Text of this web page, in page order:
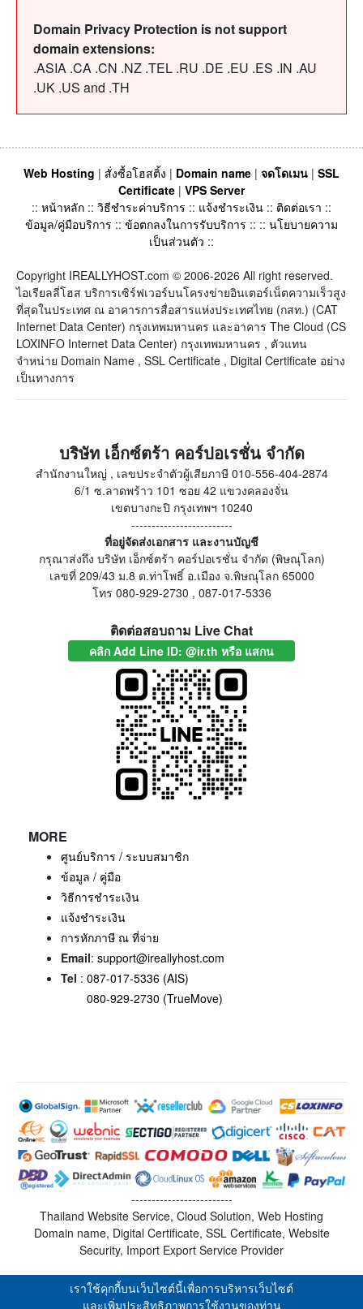
Domain Privacy Protection is not support
domain extensions:
.ASIA .CA .CN .NZ .TEL .RU .DE .EU .ES .IN .AU
.UK .US and .TH
Web Hosting | สั่งซื้อโฮสติ้ง | Domain name | จดโดเมน | SSL
Certificate | VPS Server
:: หน้าหลัก :: วิธีชำระค่าบริการ :: แจ้งชำระเงิน :: ติดต่อเรา ::
ข้อมูล/คู่มือบริการ :: ข้อตกลงในการรับบริการ :: :: นโยบายความ
เป็นส่วนตัว ::
Copyright IREALLYHOST.com © 2006-2026 All right reserved.
ไอเรียลลี่โฮส บริการเซิร์ฟเวอร์บนโครงข่ายอินเตอร์เน็ตความเร็วสูง
ที่สุดในประเทศ ณ อาคารการสื่อสารแห่งประเทศไทย (กสท.) (CAT
Internet Data Center) กรุงเทพมหานคร และอาคาร The Cloud (CS
LOXINFO Internet Data Center) กรุงเทพมหานคร , ตัวแทน
จำหน่าย Domain Name , SSL Certificate , Digital Certificate อย่าง
เป็นทางการ
บริษัท เอ็กซ์ตร้า คอร์ปอเรชั่น จำกัด
สำนักงานใหญ่ , เลขประจำตัวผู้เสียภาษี 010-556-404-2874
6/1 ซ.ลาดพร้าว 101 ซอย 42 แขวงคลองจั่น
เขตบางกะปิ กรุงเทพฯ 10240
-------------------------
ที่อยู่จัดส่งเอกสาร และงานบัญชี
กรุณาส่งถึง บริษัท เอ็กซ์ตร้า คอร์ปอเรชั่น จำกัด (พิษณุโลก)
เลขที่ 209/43 ม.8 ต.ท่าโพธิ์ อ.เมือง จ.พิษณุโลก 65000
โทร 080-929-2730 , 087-017-5336
ติดต่อสอบถาม Live Chat
คลิก Add Line ID: @ir.th หรือ แสกน
MORE
ศูนย์บริการ / ระบบสมาชิก
ข้อมูล / คู่มือ
วิธีการชำระเงิน
แจ้งชำระเงิน
การหักภาษี ณ ที่จ่าย
Email: support@ireallyhost.com
Tel : 087-017-5336 (AIS)
080-929-2730 (TrueMove)
-------------------------
Thailand Website Service, Cloud Solution, Web Hosting
Domain name, Digital Certificate, SSL Certificate, Website
Security, Import Export Service Provider
เราใช้คุกกี้บนเว็บไซต์นี้เพื่อการบริหารเว็บไซต์
และเพิ่มประสิทธิภาพการใช้งานของท่าน